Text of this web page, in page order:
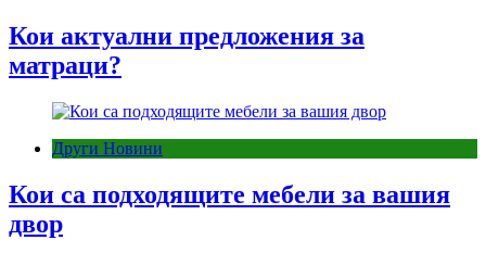
Кои актуални предложения за
матраци?
Други Новини
Кои са подходящите мебели за вашия
двор